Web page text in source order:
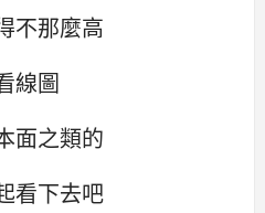
不那麼高
線圖
面之類的
看下去吧